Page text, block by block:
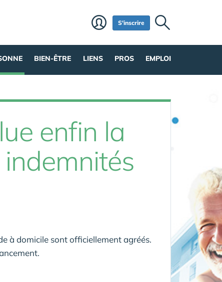
S'inscrire
BIEN-ÊTRE LIENS PROS EMPLOI
enfin la
à domicile sont officiellement agréés.